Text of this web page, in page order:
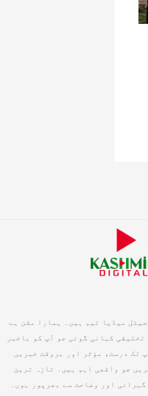
میڈیا ٹیم ہیں۔ ہمارا مشن ہے
کہانی گوئی جو آپ کو باخبر
تک درست، مؤثر اور بروقت خبریں
جو واقعی اہم ہیں۔ تازہ ترین
اور وضاحت سے بھرپور ہوں۔